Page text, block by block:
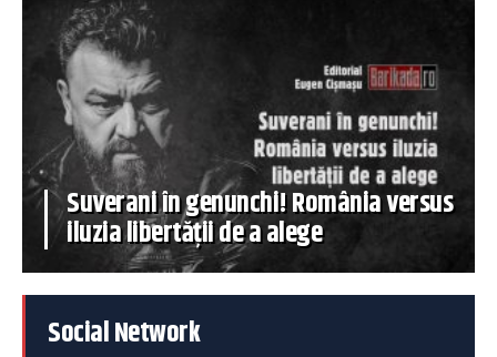
Suverani în genunchi! România versus
iluzia libertății de a alege
Social Network